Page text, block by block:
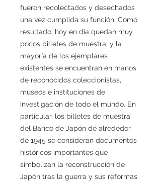
fueron recolectados y desechados
una vez cumplida su función. Como
resultado, hoy en día quedan muy
pocos billetes de muestra, y la
mayoría de los ejemplares
existentes se encuentran en manos
de reconocidos coleccionistas,
museos e instituciones de
investigación de todo el mundo. En
particular, los billetes de muestra
del Banco de Japón de alrededor
de 1945 se consideran documentos
históricos importantes que
simbolizan la reconstrucción de
Japón tras la guerra y sus reformas